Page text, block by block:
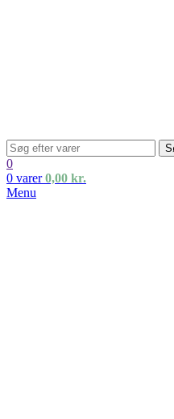
0
0 varer 0,00 kr.
Menu